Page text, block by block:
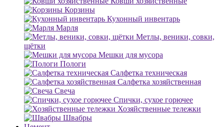
Корзины
Кухонный инвентарь
Марля
Метлы, веники, совки,
щётки
Мешки для мусора
Пологи
Салфетка техническая
Салфетка хозяйственная
Свеча
Спички, сухое горючее
Хозяйственные тележки
Швабры